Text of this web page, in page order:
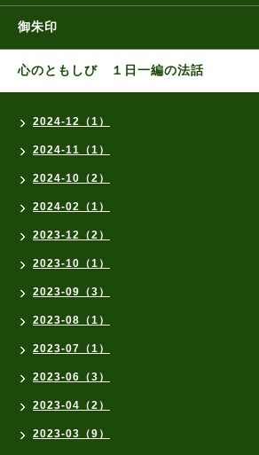
御朱印
心のともしび １日一編の法話
2024-12（1）
2024-11（1）
2024-10（2）
2024-02（1）
2023-12（2）
2023-10（1）
2023-09（3）
2023-08（1）
2023-07（1）
2023-06（3）
2023-04（2）
2023-03（9）